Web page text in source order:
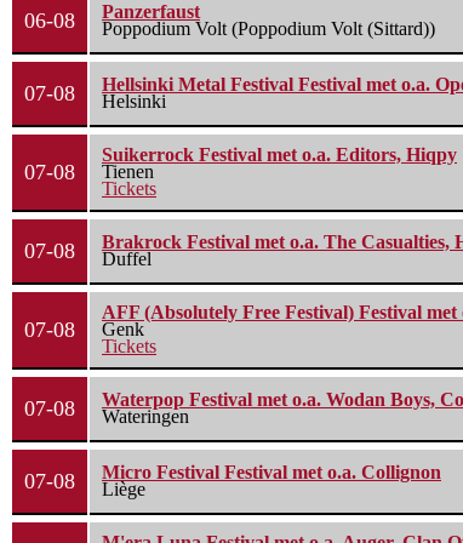
06-08
Panzerfaust
Poppodium Volt (Poppodium Volt (Sittard))
07-08
Hellsinki Metal Festival Festival met o.a.
Helsinki
07-08
Suikerrock Festival met o.a. Editors, Hiqpy
Tienen
Tickets
07-08
Brakrock Festival met o.a. The
Duffel
07-08
AFF (Absolutely Free Festival) Festival
Genk
Tickets
07-08
Waterpop Festival met o.a. Wodan Boys,
Wateringen
07-08
Micro Festival Festival met o.a. Collignon
Liège